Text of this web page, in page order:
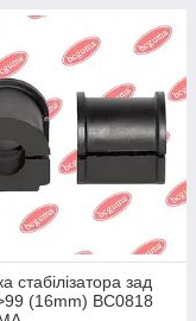
стабілізатора зад
(16mm) BC0818